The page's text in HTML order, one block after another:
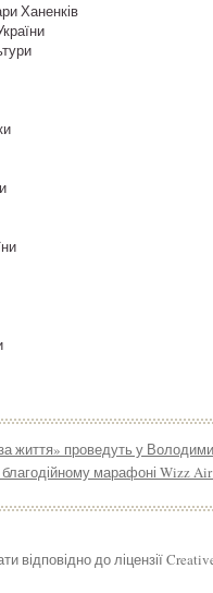
Ханенків
життя» проведуть у
марафоні Wizz
відповідно до ліцензії